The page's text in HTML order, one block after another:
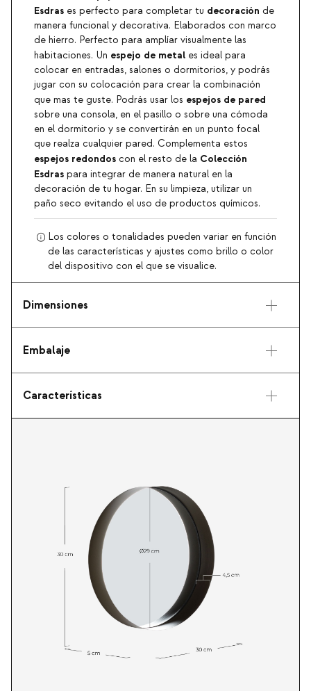
Esdras es perfecto para completar tu decoración de
manera funcional y decorativa. Elaborados con marco
de hierro. Perfecto para amplíar visualmente las
habitaciones. Un espejo de metal es ideal para
colocar en entradas, salones o dormitorios, y podrás
jugar con su colocación para crear la combinación
que mas te guste. Podrás usar los espejos de pared
sobre una consola, en el pasillo o sobre una cómoda
en el dormitorio y se convertirán en un punto focal
que realza cualquier pared. Complementa estos
espejos redondos con el resto de la Colección
Esdras para integrar de manera natural en la
decoración de tu hogar. En su limpieza, utilizar un
paño seco evitando el uso de productos químicos.
Los colores o tonalidades pueden variar en función
de las características y ajustes como brillo o color
del dispositivo con el que se visualice.
Dimensiones
Embalaje
Características